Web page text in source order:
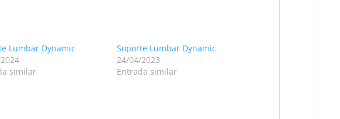
Lumbar Dynamic
similar
Soporte Lumbar Dynamic
24/04/2023
Entrada similar